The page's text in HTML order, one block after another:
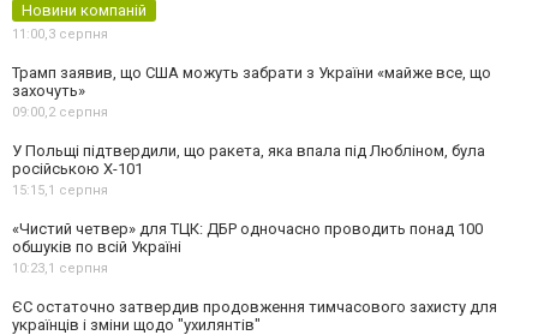
Новини компаній
11:00,3 серпня
Трамп заявив, що США можуть забрати з України «майже все, що
захочуть»
09:00,2 серпня
У Польщі підтвердили, що ракета, яка впала під Любліном, була
російською Х-101
15:15,1 серпня
«Чистий четвер» для ТЦК: ДБР одночасно проводить понад 100
обшуків по всій Україні
10:23,1 серпня
ЄС остаточно затвердив продовження тимчасового захисту для
українців і зміни щодо "ухилянтів"